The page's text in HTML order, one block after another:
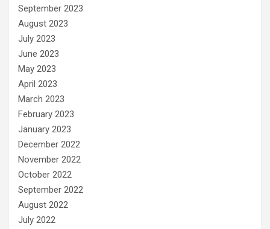
September 2023
August 2023
July 2023
June 2023
May 2023
April 2023
March 2023
February 2023
January 2023
December 2022
November 2022
October 2022
September 2022
August 2022
July 2022